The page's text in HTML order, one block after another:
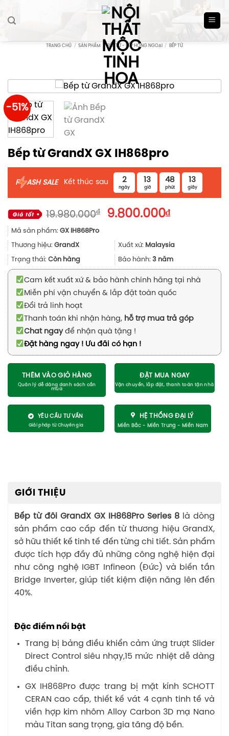
TRANG CHỦ / SẢN PHẨM BẾP TỪ - BẾP HỒNG NGOẠI / BẾP TỪ
-51%
Bếp từ GrandX GX IH868pro
F ASH SALE Kết thúc sau 2
ngày
13
giờ
48
phút
13
giây
19.980.000₫
Giá
19.980.000₫.
9.800.000₫Giá
là:
Mã sản phẩm: GX IH868Pro
Thương hiệu: GrandX Xuất xứ: Malaysia
Trạng thái: Còn hàng Bảo hành: 3 năm
Cam kết xuất xứ & bảo hành chính hãng tại nhà
Miễn phí vận chuyển & lắp đặt toàn quốc
Đổi trả linh hoạt
Thanh toán khi nhận hàng, hỗ trợ mua trả góp
Chat ngayđể nhận quà tặng !
Đặt hàng ngay ! Ưu đãi có hạn !
THÊM VÀO GIỎ HÀNG ĐẶT MUA NGAY
YÊU CẦU TƯ VẤN HỆ THỐNG ĐẠI LÝ
GIỚI THIỆU
Bếp từ đôi GrandX GX IH868Pro Series 8 là dòng
sản phẩm cao cấp đến từ thương hiệu GrandX,
sở hữu thiết kế tinh tế đến từng chi tiết. Sản phẩm
được tích hợp đầy đủ những công nghệ hiện đại
như công nghệ IGBT Infineon (Đức) và biến tần
Bridge Inverter, giúp tiết kiệm điện năng lên đến
40%.
Đặc điểm nổi bật
Trang bị bảng điều khiển cảm ứng trượt Slider
Direct Control siêu nhạy,15 mức nhiệt dễ dàng
điều chỉnh.
GX IH868Pro được trang bị mặt kính SCHOTT
CERAN cao cấp, thiết kế vát 4 cạnh tinh tế và
viền hợp kim nhôm Alloy Carbon 3D mạ Nano
màu Titan sang trọng, gia tăng độ bền.